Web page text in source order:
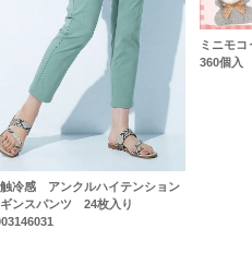
冷感 アンクルハイテンション
ギンスパンツ 24枚入り
ミニモ
360個入